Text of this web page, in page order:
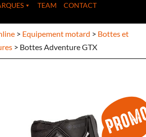
TEAM CONTACT
> Equipement motard > Bottes et
> Bottes Adventure GTX